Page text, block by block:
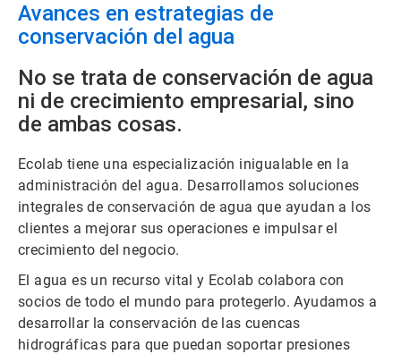
Avances en estrategias de
conservación del agua
No se trata de conservación de agua
ni de crecimiento empresarial, sino
de ambas cosas.
Ecolab tiene una especialización inigualable en la
administración del agua. Desarrollamos soluciones
integrales de conservación de agua que ayudan a los
clientes a mejorar sus operaciones e impulsar el
crecimiento del negocio.
El agua es un recurso vital y Ecolab colabora con
socios de todo el mundo para protegerlo. Ayudamos a
desarrollar la conservación de las cuencas
hidrográficas para que puedan soportar presiones